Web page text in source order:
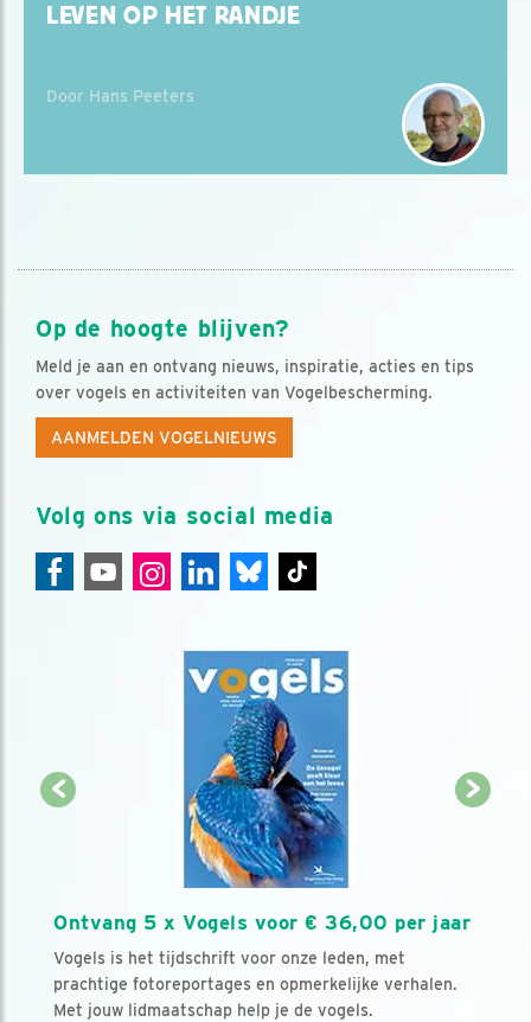
LEVEN OP HET RANDJE
Door Hans Peeters
Op de hoogte blijven?
Meld je aan en ontvang nieuws, inspiratie, acties en tips
over vogels en activiteiten van Vogelbescherming.
AANMELDEN VOGELNIEUWS
Volg ons via social media
Ontvang 5 x Vogels voor € 36,00 per jaar
Vogels is het tijdschrift voor onze leden, met
prachtige fotoreportages en opmerkelijke verhalen.
Met jouw lidmaatschap help je de vogels.